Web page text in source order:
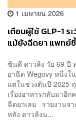
1 เมษายน 2026
เตือนผู้ใช้ GLP-1
แม้ยังฉีดยา แพทย์
ซินดี ดาวลิง วัย 69 ปี
ยาฉีด Wegovy หนึ่งใ
แต่ในช่วงต้นปี 2025
เรื่องอาหารกลับมาอี
ฉีดยาเลย รายงานจา
หลัง ดาวลิงน...